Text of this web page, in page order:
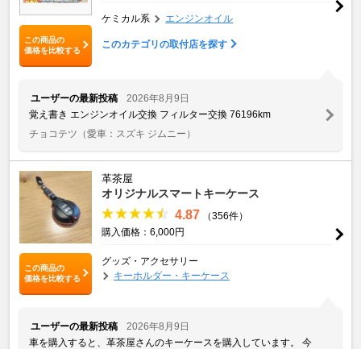
この商品の
価格を比較する
ケミカル系 エンジンオイル
このカテゴリの取付店を探す
ユーザーの最新投稿
2026年8月9日
覚え書き エンジンオイル交換 フィルター交換 76196km
チョコテツ （愛車：スズキ ジムニー）
この商品の
価格を比較する
革茶屋
オリジナルスマートキーケース
4.87
（356件）
購入価格：6,000円
グッズ・アクセサリー
キーホルダー・キーケース
ユーザーの最新投稿
2026年8月9日
車を購入すると、革茶屋さんのキーケースを購入しています。 今